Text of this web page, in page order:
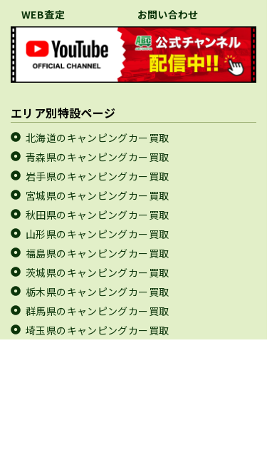
WEB査定
お問い合わせ
エリア別特設ページ
北海道のキャンピングカー買取
青森県のキャンピングカー買取
岩手県のキャンピングカー買取
宮城県のキャンピングカー買取
秋田県のキャンピングカー買取
山形県のキャンピングカー買取
福島県のキャンピングカー買取
茨城県のキャンピングカー買取
栃木県のキャンピングカー買取
群馬県のキャンピングカー買取
埼玉県のキャンピングカー買取